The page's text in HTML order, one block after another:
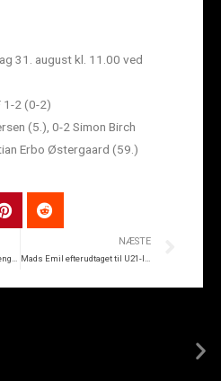
31. august kl. 11.00 ved
1-2 (0-2)
(5.), 0-2 Simon Birch
Erbo Østergaard (59.)
NÆSTE